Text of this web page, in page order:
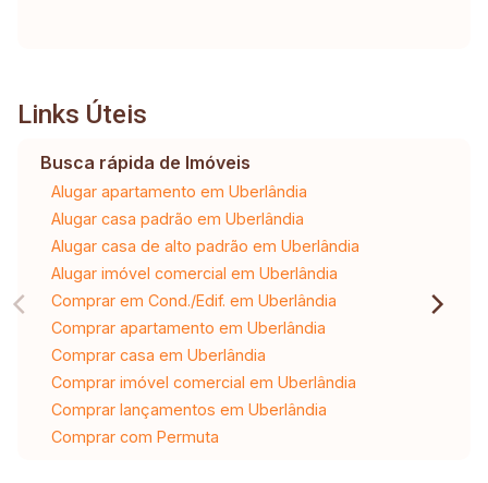
Links Úteis
Busca rápida de Imóveis
Alugar apartamento em Uberlândia
Alugar casa padrão em Uberlândia
Alugar casa de alto padrão em Uberlândia
Alugar imóvel comercial em Uberlândia
Comprar em Cond./Edif. em Uberlândia
Comprar apartamento em Uberlândia
Comprar casa em Uberlândia
Comprar imóvel comercial em Uberlândia
Comprar lançamentos em Uberlândia
Comprar com Permuta